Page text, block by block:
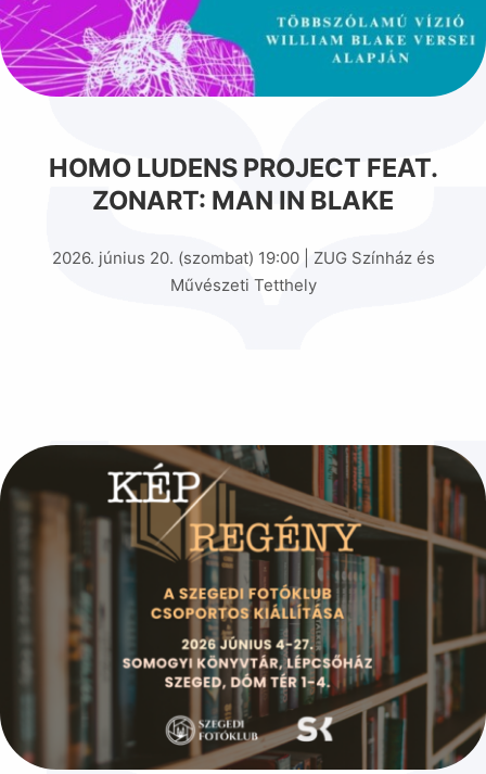
HOMO LUDENS PROJECT FEAT.
ZONART: MAN IN BLAKE
2026. június 20. (szombat) 19:00 | ZUG Színház és
Művészeti Tetthely